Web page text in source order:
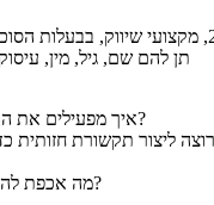
תן להם שם, גיל, מין,
איך מפעילים את הבעיה אתה רוצה לפתור להתייחס אליהם?
ליצור תקשורת חזותית
מה אכפת להם? איך הם כרגע פותרים את הבעיה הזו?